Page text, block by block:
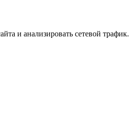
и анализировать сетевой трафик.